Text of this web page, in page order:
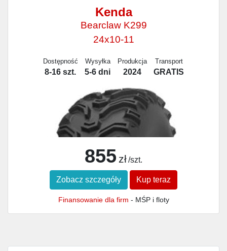
Kenda
Bearclaw K299
24x10-11
Dostępność
8-16 szt.
Wysyłka
5-6 dni
Produkcja
2024
Transport
GRATIS
855 zł /szt.
Zobacz szczegóły Kup teraz
Finansowanie dla firm - MŚP i floty